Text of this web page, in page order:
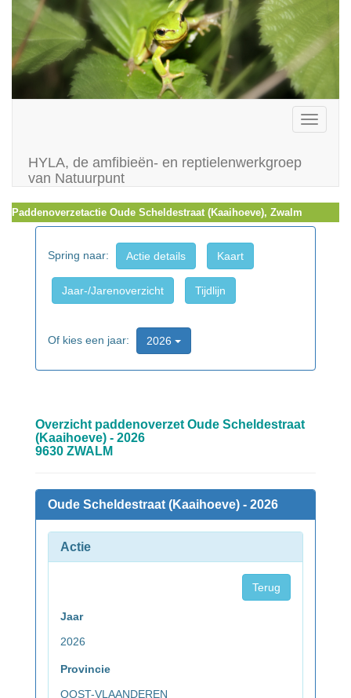
Toggle
HYLA, de amfibieën- en reptielenwerkgroep
van Natuurpunt
Paddenoverzetactie Oude Scheldestraat (Kaaihoeve), Zwalm
Spring naar: Actie details Kaart
Jaar-/Jarenoverzicht Tijdlijn
Of kies een jaar: 2026
Overzicht paddenoverzet Oude Scheldestraat
(Kaaihoeve) - 2026
9630 ZWALM
Oude Scheldestraat (Kaaihoeve) - 2026
Actie
Terug
Jaar
2026
Provincie
OOST-VLAANDEREN